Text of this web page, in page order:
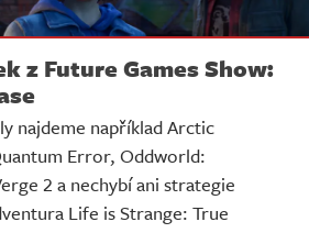
z Future Games Show:
najdeme například Arctic
Error, Oddworld:
2 a nechybí ani strategie
Life is Strange: True